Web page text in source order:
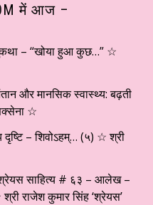
में आज –
– “खोया हुआ कुछ…” ☆
और मानसिक स्वास्थ्य: बढ़ती
☆
– शिवोऽहम्… (५) ☆ श्री
श्रेयस साहित्य # ६३ – आलेख –
राजेश कुमार सिंह ‘श्रेयस’